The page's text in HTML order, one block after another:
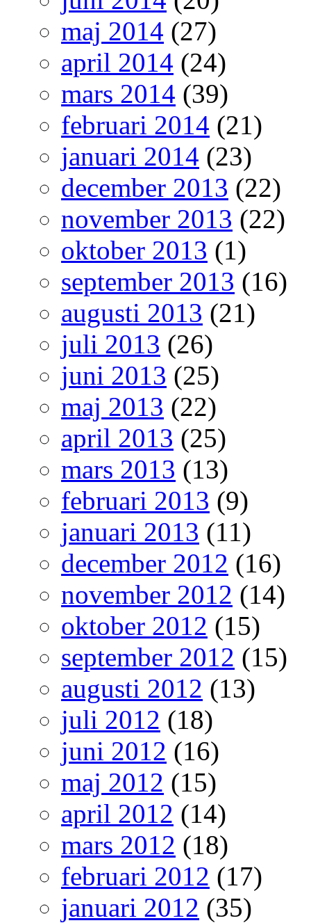
maj 2014 (27)
april 2014 (24)
mars 2014 (39)
februari 2014 (21)
januari 2014 (23)
december 2013 (22)
november 2013 (22)
oktober 2013 (1)
september 2013 (16)
augusti 2013 (21)
juli 2013 (26)
juni 2013 (25)
maj 2013 (22)
april 2013 (25)
mars 2013 (13)
februari 2013 (9)
januari 2013 (11)
december 2012 (16)
november 2012 (14)
oktober 2012 (15)
september 2012 (15)
augusti 2012 (13)
juli 2012 (18)
juni 2012 (16)
maj 2012 (15)
april 2012 (14)
mars 2012 (18)
februari 2012 (17)
januari 2012 (35)